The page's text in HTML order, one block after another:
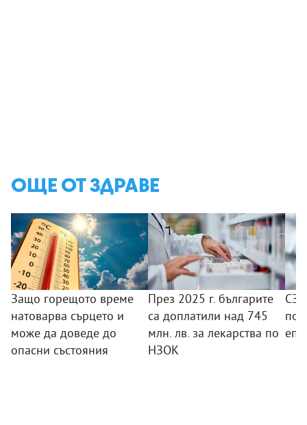
ОЩЕ ОТ ЗДРАВЕ
Защо горещото време
натоварва сърцето и
може да доведе до
опасни състояния
През 2025 г. българите
са доплатили над 745
млн. лв. за лекарства по
НЗОК